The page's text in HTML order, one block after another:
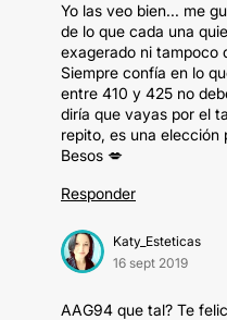
Yo las veo bien... me
de lo que cada una
exagerado ni tampoco
Siempre confía en lo
entre 410 y 425 no
diría que vayas por el
repito, es una elección
Besos 💋
Responder
Katy_Esteticas
16 sept 2019
AAG94 que tal? Te